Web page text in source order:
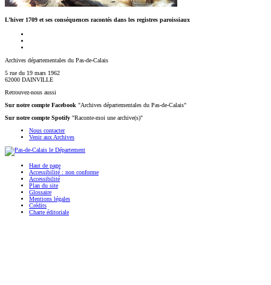
L’hiver 1709 et ses conséquences racontés dans les registres paroissiaux
Archives départementales du Pas-de-Calais
5 rue du 19 mars 1962
62000 DAINVILLE
Retrouvez-nous aussi
Sur notre compte Facebook "Archives départementales du Pas-de-Calais"
Sur notre compte Spotify "Raconte-moi une archive(s)"
Nous contacter
Venir aux Archives
Haut de page
Accessibilité : non conforme
Accessibilité
Plan du site
Glossaire
Mentions légales
Crédits
Charte éditoriale